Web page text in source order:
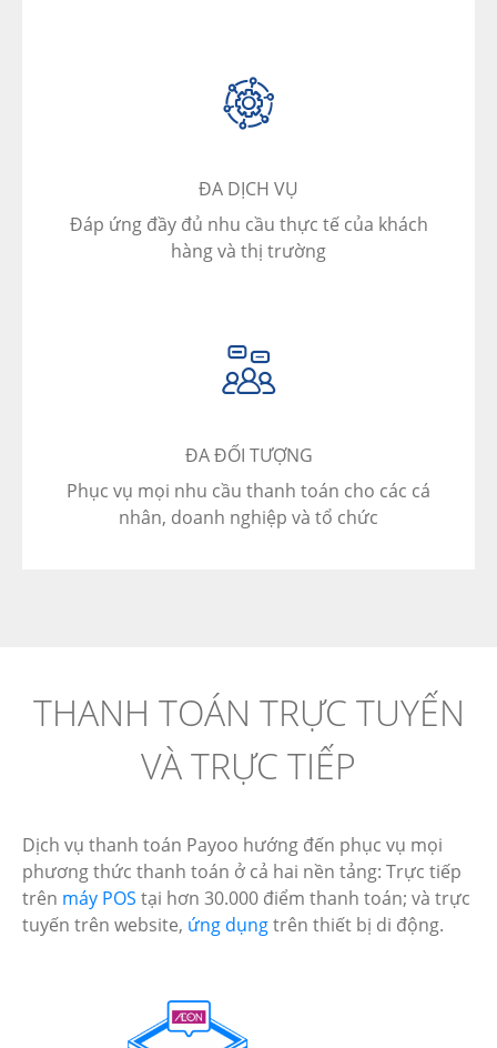
ĐA DỊCH VỤ
Đáp ứng đầy đủ nhu cầu thực tế của khách
hàng và thị trường
ĐA ĐỐI TƯỢNG
Phục vụ mọi nhu cầu thanh toán cho các cá
nhân, doanh nghiệp và tổ chức
THANH TOÁN TRỰC TUYẾN
VÀ TRỰC TIẾP
Dịch vụ thanh toán Payoo hướng đến phục vụ mọi
phương thức thanh toán ở cả hai nền tảng: Trực tiếp
trên máy POS tại hơn 30.000 điểm thanh toán; và trực
tuyến trên website, ứng dụngtrên thiết bị di động.